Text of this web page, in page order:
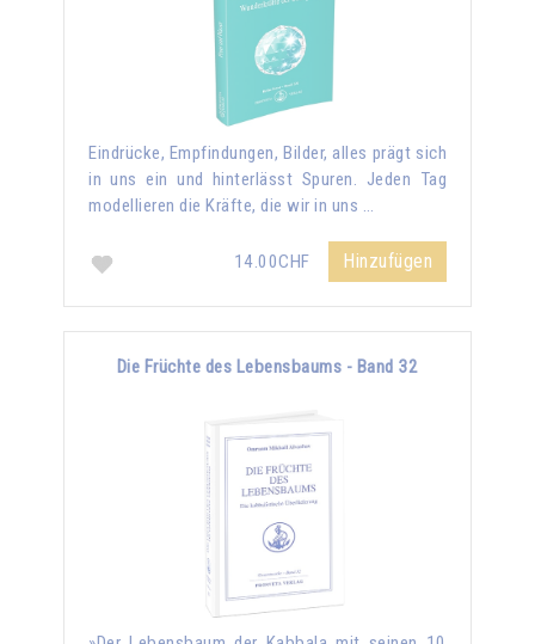
Eindrücke, Empfindungen, Bilder, alles prägt sich
in uns ein und hinterlässt Spuren. Jeden Tag
modellieren die Kräfte, die wir in uns …
14.00CHF Hinzufügen
Die Früchte des Lebensbaums - Band 32